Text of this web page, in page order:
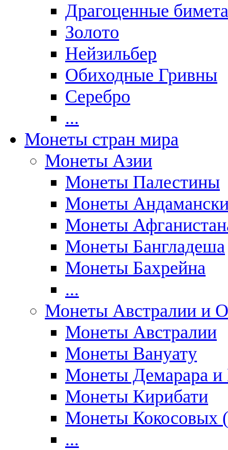
Драгоценные
Золото
Нейзильбер
Обиходные Гривны
Серебро
...
Монеты стран мира
Монеты Азии
Монеты Палестины
Монеты
Монеты
Монеты Бангладеша
Монеты Бахрейна
...
Монеты Австралии и
Монеты Австралии
Монеты Вануату
Монеты Демарара и
Монеты Кирибати
Монеты Кокосовых
...